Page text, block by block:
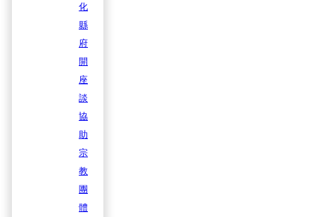
化
縣
府
開
座
談
協
助
宗
教
團
體